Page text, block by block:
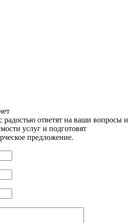
ответят на ваши вопросы и
услуг и подготовят
предложение.